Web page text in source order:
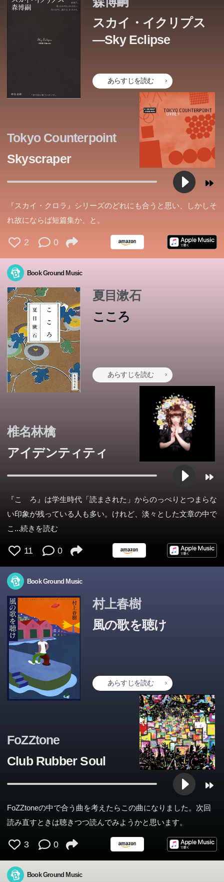
スカイ・イクリプス
―Sky Eclipse
あらすじを読む
Tokyo Counterpoint
Skyscraper
『スカイ・クロラ』シリーズのどれにも合うと思い、しかしそ
れ故にならば短篇集か、と。
2 0
Book Ground Music
夏目漱石
こころ
あらすじを読む
椎名林檎
アイデンティティ
『こゝろ』は学生時代「読まされた」からのっぺりとつまらな
い印象が残っている人も多い。けれど、淡々とした文章の中で
こ ...続きを読む
11 0
Book Ground Music
村上春樹
風の歌を聴け
あらすじを読む
FoZZtone
Club Rubber Soul
FoZZtoneの中で合う曲を考えたらこの曲になりました。次回
読み直すときは聴きつつ読んでみようかと思います。
3 0
Book Ground Music